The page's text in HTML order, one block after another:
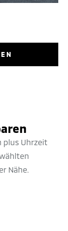
plus Uhrzeit
Nähe.